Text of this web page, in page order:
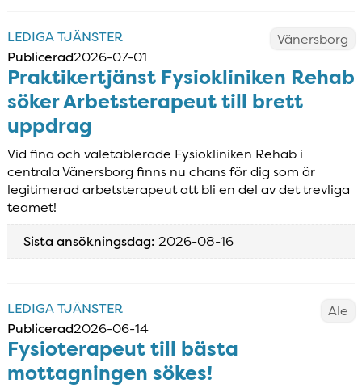
Vänersborg
LEDIGA TJÄNSTER
Publicerad2026-07-01
Praktikertjänst Fysiokliniken Rehab
söker Arbetsterapeut till brett
uppdrag
Vid fina och väletablerade Fysiokliniken Rehab i
centrala Vänersborg finns nu chans för dig som är
legitimerad arbetsterapeut att bli en del av det trevliga
teamet!
Sista ansökningsdag: 2026-08-16
Ale
LEDIGA TJÄNSTER
Publicerad2026-06-14
Fysioterapeut till bästa
mottagningen sökes!